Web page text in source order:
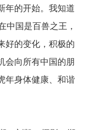
年的开始。我知道
中国是百兽之王，
好的变化，积极的
会向所有中国的朋
年身体健康、和谐